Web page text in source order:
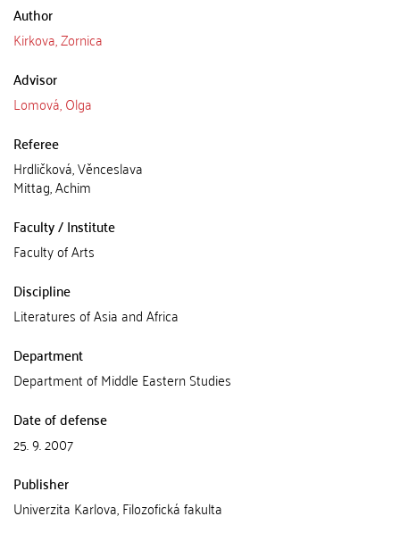
Author
Kirkova, Zornica
Advisor
Lomová, Olga
Referee
Hrdličková, Věnceslava
Mittag, Achim
Faculty / Institute
Faculty of Arts
Discipline
Literatures of Asia and Africa
Department
Department of Middle Eastern Studies
Date of defense
25. 9. 2007
Publisher
Univerzita Karlova, Filozofická fakulta